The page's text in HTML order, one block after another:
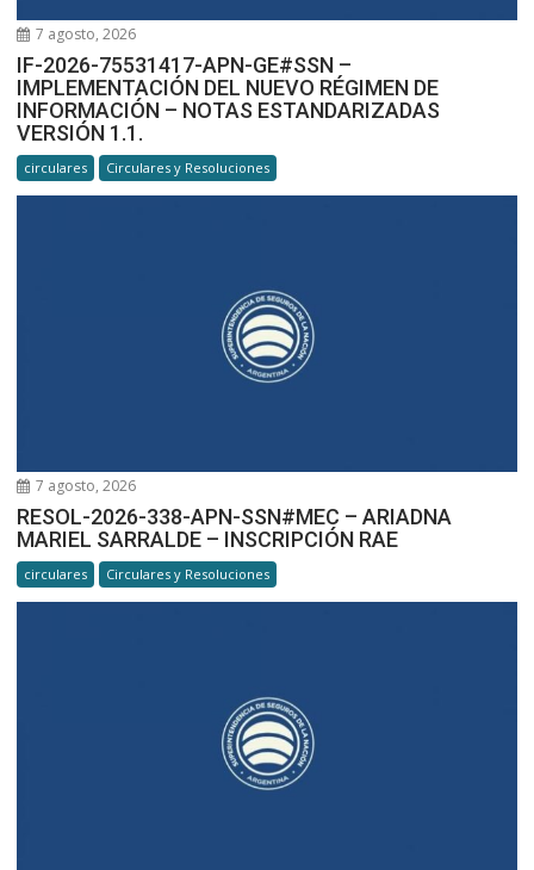
7 agosto, 2026
IF-2026-75531417-APN-GE#SSN –
IMPLEMENTACIÓN DEL NUEVO RÉGIMEN DE
INFORMACIÓN – NOTAS ESTANDARIZADAS
VERSIÓN 1.1.
circulares Circulares y Resoluciones
7 agosto, 2026
RESOL-2026-338-APN-SSN#MEC – ARIADNA
MARIEL SARRALDE – INSCRIPCIÓN RAE
circulares Circulares y Resoluciones